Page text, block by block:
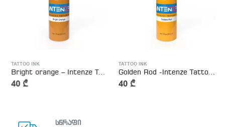
TATTOO INK
Bright orange – Intenze Tattoo Ink
40 ₾
TATTOO INK
Golden Rod -Intenze Tattoo Ink
40 ₾
სწრაფი